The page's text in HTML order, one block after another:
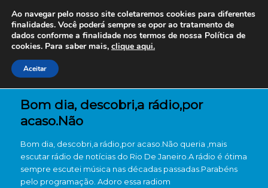
Bom dia, descobri,a rádio,por
acaso.Não
Bom dia, descobri,a rádio,por acaso.Não queria ,mais
escutar rádio de notícias do Rio De Janeiro.A rádio é ótima
sempre escutei música nas décadas passadas.Parabéns
pelo programação. Adoro essa radiom
Ao navegar pelo nosso site coletaremos cookies para diferentes
finalidades. Você poderá sempre se opor ao tratamento de
dados conforme a finalidade nos termos de nossa Política de
cookies. Para saber mais, clique aqui.
Aceitar